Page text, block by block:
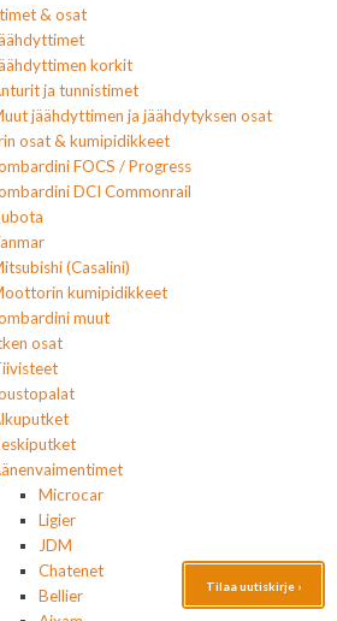
& osat
korkit
ja tunnistimet
jäähdyttimen ja jäähdytyksen osat
osat & kumipidikkeet
FOCS / Progress
DCI Commonrail
(Casalini)
kumipidikkeet
muut
osat
Microcar
Ligier
JDM
Chatenet
Bellier
Tilaa uutiskirje ›